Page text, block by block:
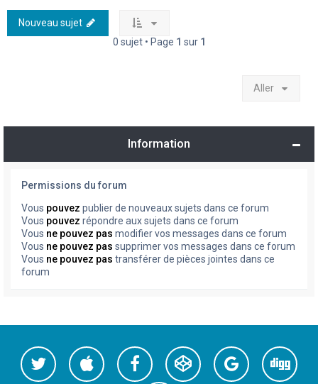
Nouveau sujet
0 sujet • Page 1 sur 1
Aller
Information
Permissions du forum
Vous pouvez publier de nouveaux sujets dans ce forum
Vous pouvez répondre aux sujets dans ce forum
Vous ne pouvez pas modifier vos messages dans ce forum
Vous ne pouvez pas supprimer vos messages dans ce forum
Vous ne pouvez pas transférer de pièces jointes dans ce
forum